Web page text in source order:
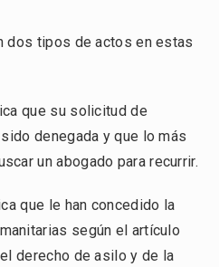
dos tipos de actos en estas
que su solicitud de
denegada y que lo más
un abogado para recurrir.
que le han concedido la
según el artículo
derecho de asilo y de la